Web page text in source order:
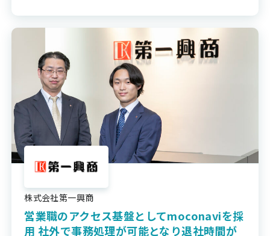
株式会社第一興商
営業職のアクセス基盤としてmoconaviを採
用 社外で事務処理が可能となり退社時間が